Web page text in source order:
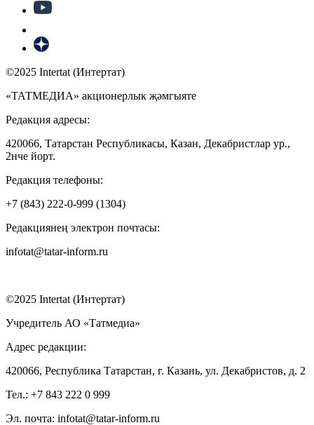
©2025 Intertat (Интертат)
«ТАТМЕДИА» акционерлык җәмгыяте
Редакция адресы:
420066, Татарстан Республикасы, Казан, Декабристлар ур.,
2нче йорт.
Редакция телефоны:
+7 (843) 222-0-999 (1304)
Редакциянең электрон почтасы:
infotat@tatar-inform.ru
©2025 Intertat (Интертат)
Учредитель АО «Татмедиа»
Адрес редакции:
420066, Республика Татарстан, г. Казань, ул. Декабристов, д. 2
Тел.: +7 843 222 0 999
Эл. почта: infotat@tatar-inform.ru